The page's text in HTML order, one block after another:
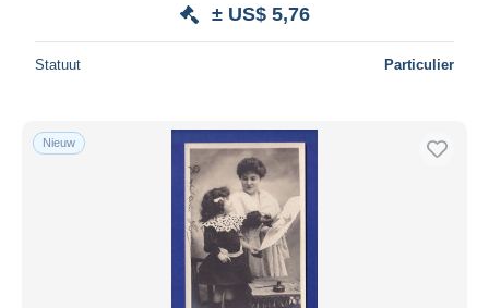
± US$ 5,76
Statuut Particulier
Nieuw